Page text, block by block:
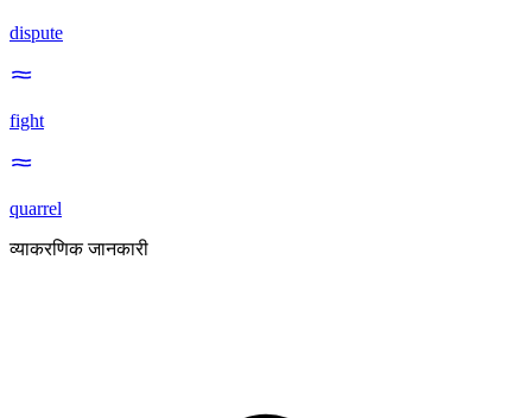
dispute
fight
quarrel
व्याकरणिक जानकारी